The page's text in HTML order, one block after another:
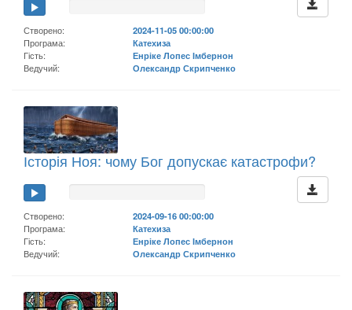
Створено:
2024-11-05 00:00:00
Програма:
Катехиза
Гість:
Енріке Лопес Імбернон
Ведучий:
Олександр Скрипченко
Історія Ноя: чому Бог допускає катастрофи?
Створено:
2024-09-16 00:00:00
Програма:
Катехиза
Гість:
Енріке Лопес Імбернон
Ведучий:
Олександр Скрипченко